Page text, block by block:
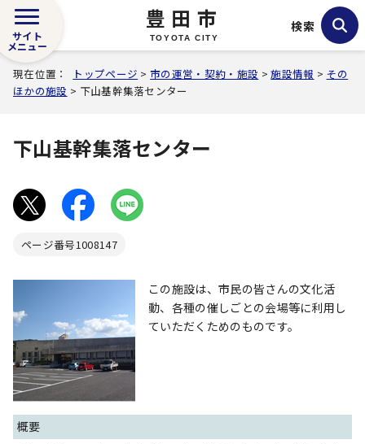
豊田市
TOYOTA CITY
サイト
メニュー
検索
現在位置： トップページ >市の運営・契約・施設 >施設情報 > その
ほかの施設 > 下山基幹集落センター
下山基幹集落センター
ページ番号1008147
この施設は、市民の皆さんの文化活
動、各種の催しごとの会場等に利用し
ていただくためのものです。
概要